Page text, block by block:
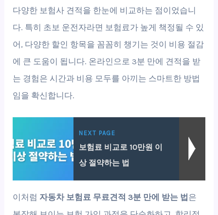
다양한 보험사 견적을 한눈에 비교하는 점이었습니
다. 특히 초보 운전자라면 보험료가 높게 책정될 수 있
어, 다양한 할인 항목을 꼼꼼히 챙기는 것이 비용 절감
에 큰 도움이 됩니다. 온라인으로 3분 만에 견적을 받
는 경험은 시간과 비용 모두를 아끼는 스마트한 방법
임을 확신합니다.
NEXT PAGE
보험료 비교로 10만원 이
상 절약하는 법
이처럼 자동차 보험료 무료견적 3분 만에 받는 법은